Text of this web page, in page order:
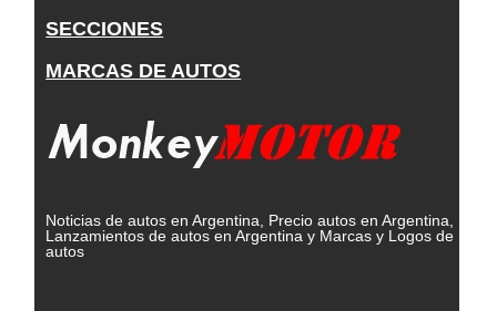
SECCIONES
MARCAS DE AUTOS
Noticias de autos en Argentina, Precio autos en Argentina,
Lanzamientos de autos en Argentina y Marcas y Logos de
autos